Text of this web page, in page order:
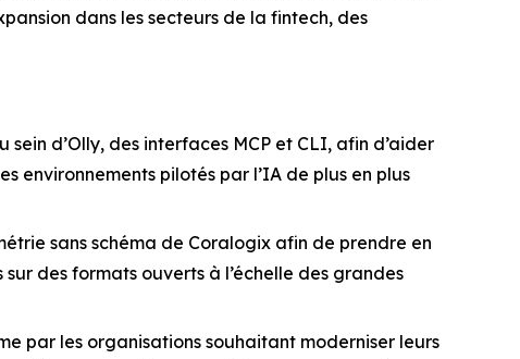
dans les secteurs de la fintech, des
d’Olly, des interfaces MCP et CLI, afin d’aider
environnements pilotés par l’IA de plus en plus
sans schéma de Coralogix afin de prendre en
des formats ouverts à l’échelle des grandes
par les organisations souhaitant moderniser leurs